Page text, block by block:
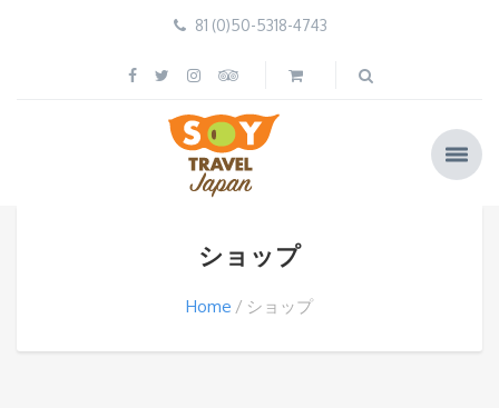
81 (0)50-5318-4743
ショップ
Home ショップ